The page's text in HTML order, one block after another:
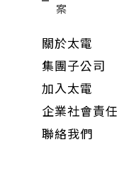
案
關於太電
集團子公司
加入太電
企業社會責任
聯絡我們